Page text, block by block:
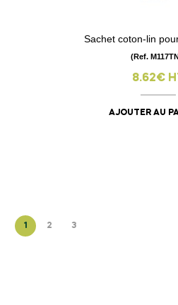
Sachet coton-lin
(Ref.
8.62€
AJOUTER AU
1 2 3